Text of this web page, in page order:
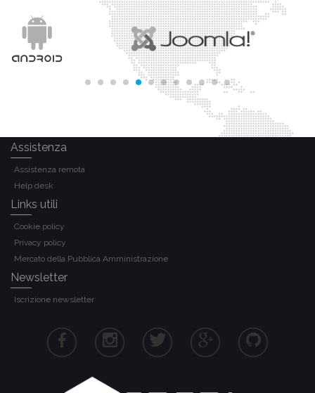
Assistenza
Assistenza remota
Help desk
Links utili
Cookie policy
Privacy policy
Mercato della Pubblica Amministrazione
Newsletter
Iscrizione newsletter